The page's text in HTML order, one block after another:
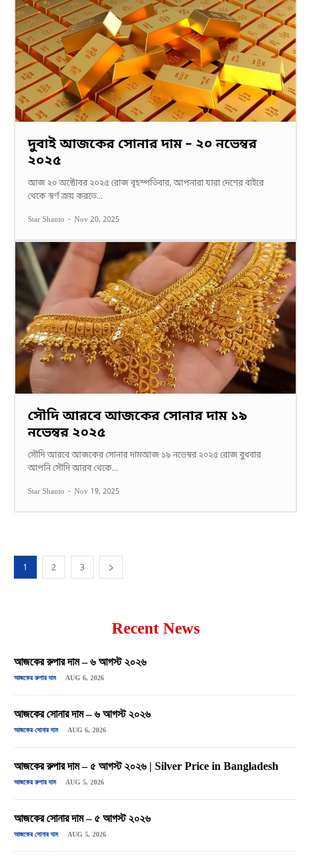
দুবাই আজকের সোনার দাম – ২০ নভেম্বর
২০২৫
আজ ২০ অক্টোবর ২০২৫ রোজ বৃহস্পতিবার, আপনারা যারা দেশের বাইরে
থেকে স্বর্ণ ক্রয় করতে...
Star Shanto - Nov 20, 2025
সৌদি আরবে আজকের সোনার দাম ১৯
নভেম্বর ২০২৫
সৌদি আরবে আজকের সোনার দামআজ ১৯ নভেম্বর ২০২৫ রোজ বুধবার
আপনি সৌদি আরব থেকে...
Star Shanto - Nov 19, 2025
1 2 3
Recent News
আজকের রুপার দাম – ৬ আগস্ট ২০২৬
আজকের রুপার দাম AUG 6, 2026
আজকের সোনার দাম – ৬ আগস্ট ২০২৬
আজকের সোনার দাম AUG 6, 2026
আজকের রুপার দাম – ৫ আগস্ট ২০২৬ | Silver Price in Bangladesh
আজকের রুপার দাম AUG 5, 2026
আজকের সোনার দাম – ৫ আগস্ট ২০২৬
আজকের সোনার দাম AUG 5, 2026